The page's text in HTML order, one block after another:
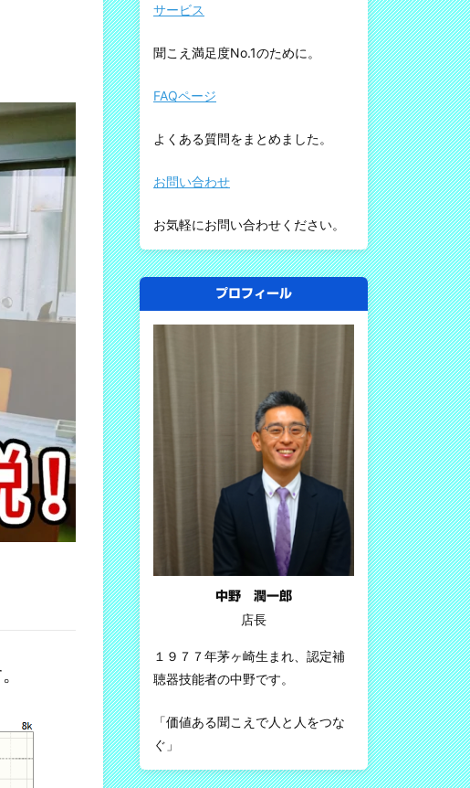
サービス
聞こえ満足度No.1のために。
FAQページ
よくある質問をまとめました。
お問い合わせ
お気軽にお問い合わせください。
プロフィール
中野 潤一郎
店長
１９７７年茅ヶ崎生まれ、認定補
聴器技能者の中野です。
「価値ある聞こえで人と人をつな
ぐ」